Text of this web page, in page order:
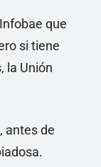
que
si tiene
la Unión
antes de